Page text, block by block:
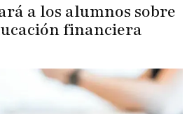
a los alumnos sobre
financiera